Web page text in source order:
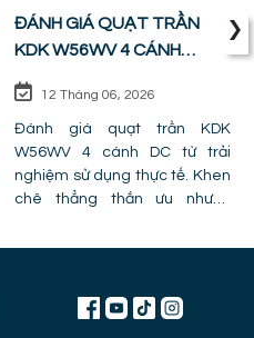
ĐÁNH GIÁ QUẠT TRẦN
KDK W56WV 4 CÁNH
BẰNG HOÀN HẢO GIỮA
GIÁ TIỀN VÀ CÔNG NĂNG
12 Tháng 06, 2026
Đánh giá quạt trần KDK
W56WV 4 cánh DC từ trải
nghiệm sử dụng thực tế. Khen
chê thẳng thắn ưu nhược
quạt mất gió và hình ảnh thực
›